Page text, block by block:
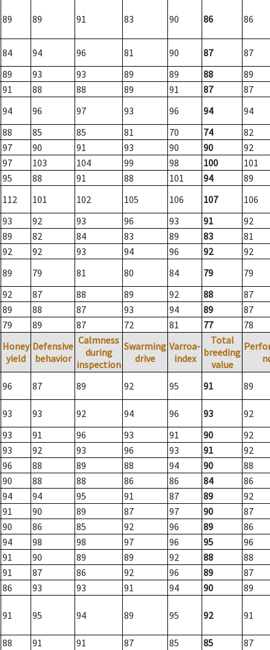
89 89 91 83 90 86 86
84 94 96 81 90 87
87
89 93 93 89 89 88
89
91 88 88 89 91 87
87
94 96 97 93 96 94
94
88 85 85 81 70 74
82
97 90 91 93 90 90
92
97 103 104 99 98 100
101
95 88 91 88 101 94
89
112 101 102 105 106 107
106
93 92 93 96 93 91
92
89 82 84 83 89 83
81
92 92 93 94 96 92
92
89 79 81 80 84 79
79
92 87 88 89 92 88
87
89 88 87 93 94 89
87
79 89 87 72 81 77 78
Honey
yield
Defensive
behavior
Calmness
during
inspection
Swarming
drive
Varroa-
index
Total
breeding
value
96 87 89 92 95 91 89
93 93 92 94 96 93
92
93 91 96 93 91 90
92
93 92 93 96 93 91
92
96 88 89 88 94 90
88
90 88 88 86 86 84
86
94 94 95 91 87 89
92
91 90 89 87 97 90
87
90 86 85 92 96 89
86
94 98 98 97 96 95
96
91 90 89 89 92 88
88
91 87 86 92 96 89
87
86 93 93 91 94 90 89
91 95 94 89 95 92 91
88 91 91 87 85 85
87